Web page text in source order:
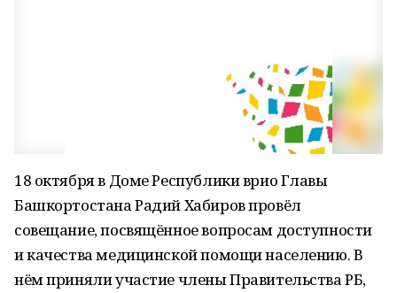
18 октября в Доме Республики врио Главы
Башкортостана Радий Хабиров провёл
совещание, посвящённое вопросам доступности
и качества медицинской помощи населению. В
нём приняли участие члены Правительства РБ,